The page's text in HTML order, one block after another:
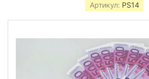
Артикул: PS14